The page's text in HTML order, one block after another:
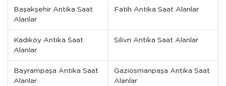
Başakşehir Antika Saat
Alanlar
Fatih Antika Saat Alanlar
Kadıköy Antika Saat
Alanlar
Silivri Antika Saat Alanlar
Bayrampaşa Antika Saat
Alanlar
Gaziosmanpaşa Antika Saat
Alanlar